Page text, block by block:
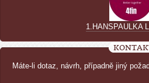
1.HANSPAULKA
Máte-li dotaz, návrh, případně jiný